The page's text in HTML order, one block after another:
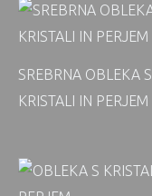
SREBRNA OBLEKA S
KRISTALI IN PERJEM